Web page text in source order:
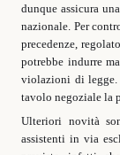
dunque assicura
nazionale. Per
precedenze,
potrebbe indurre
violazioni di legge.
tavolo negoziale la
Ulteriori novità
assistenti in via